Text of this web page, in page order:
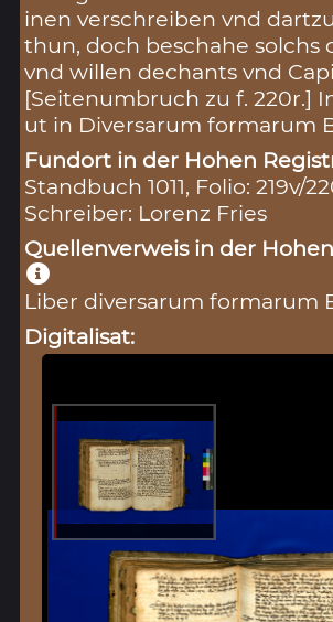
inen verschreiben vnd
thun, doch beschahe solchs
vnd willen dechants vnd
[Seitenumbruch zu f. 220r.]
ut in Diversarum formarum
Fundort in der Hohen
Standbuch 1011, Folio: 219v/
Schreiber: Lorenz Fries
Quellenverweis in der
Liber diversarum formarum
Digitalisat: